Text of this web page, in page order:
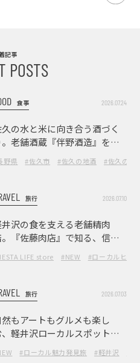
記事
POSTS
食事 2026.07.24
の水と米に向き合う酒づく
。老舗酒蔵『伴野酒造』を訪
て
野県 #佐久市 #佐久の地酒 #佐久の酒
旅行 2026.07.10
沢の食を支える老舗精肉
。『佐藤肉店』で知る、信州
LIFE store #NEW #ローカルヒー
旅行 2026.07.03
然もアートもグルメも楽し
、軽井沢ローカルスポット巡
#ローカル魅力発見旅 #軽井沢